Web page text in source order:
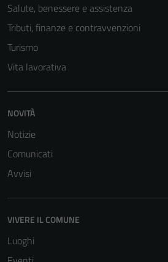
Salute, benessere e assistenza
Tributi, finanze e contravvenzioni
Turismo
Vita lavorativa
NOVITÀ
Notizie
Comunicati
Avvisi
VIVERE IL COMUNE
Luoghi